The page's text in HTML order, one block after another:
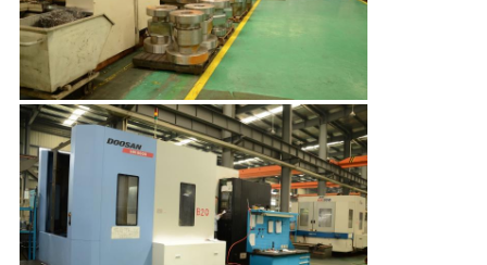
HUBUNGI
KAMI
BERITA
MINTA
KUTIPAN